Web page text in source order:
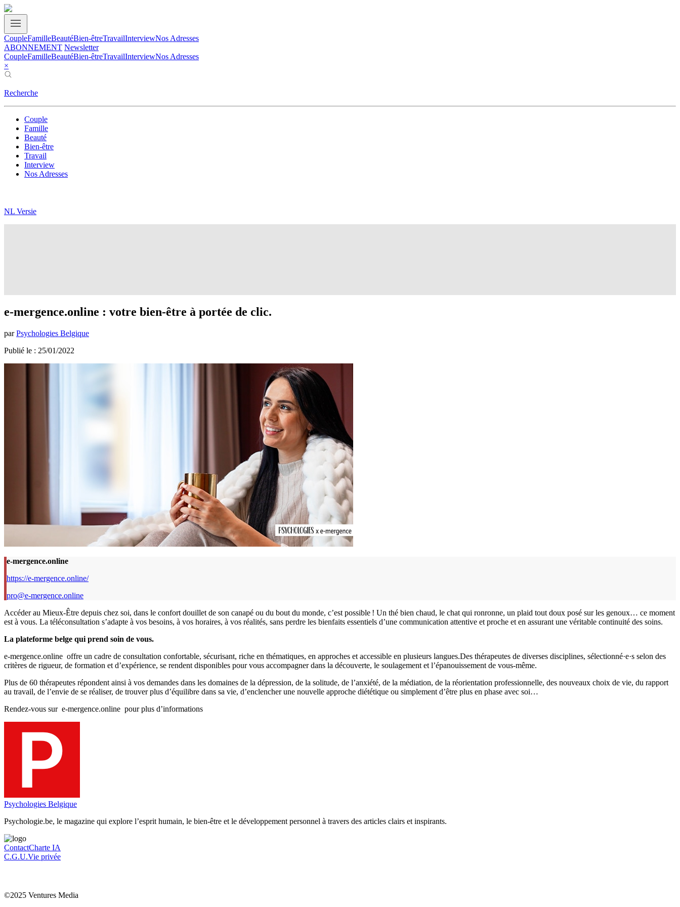
CoupleFamilleBeautéBien-êtreTravailInterviewNos Adresses
ABONNEMENT Newsletter
CoupleFamilleBeautéBien-êtreTravailInterviewNos Adresses
×
Recherche
Couple
Famille
Beauté
Bien-être
Travail
Interview
Nos Adresses
NL Versie
e-mergence.online : votre bien-être à portée de clic.
par Psychologies Belgique
Publié le : 25/01/2022
e-mergence.online
https://e-mergence.online/
pro@e-mergence.online
Accéder au Mieux-Être depuis chez soi, dans le confort douillet de son canapé ou du bout du monde, c’est possible ! Un thé bien chaud, le chat qui ronronne, un plaid tout doux posé sur les genoux… ce moment
est à vous. La téléconsultation s’adapte à vos besoins, à vos horaires, à vos réalités, sans perdre les bienfaits essentiels d’une communication attentive et proche et en assurant une véritable continuité des soins.
La plateforme belge qui prend soin de vous.
e-mergence.online offre un cadre de consultation confortable, sécurisant, riche en thématiques, en approches et accessible en plusieurs langues.Des thérapeutes de diverses disciplines, sélectionné·e·s selon des
critères de rigueur, de formation et d’expérience, se rendent disponibles pour vous accompagner dans la découverte, le soulagement et l’épanouissement de vous-même.
Plus de 60 thérapeutes répondent ainsi à vos demandes dans les domaines de la dépression, de la solitude, de l’anxiété, de la médiation, de la réorientation professionnelle, des nouveaux choix de vie, du rapport
au travail, de l’envie de se réaliser, de trouver plus d’équilibre dans sa vie, d’enclencher une nouvelle approche diététique ou simplement d’être plus en phase avec soi…
Rendez-vous sur e-mergence.online pour plus d’informations
Psychologies Belgique
Psychologie.be, le magazine qui explore l’esprit humain, le bien-être et le développement personnel à travers des articles clairs et inspirants.
ContactCharte IA
C.G.U.Vie privée
©2025 Ventures Media